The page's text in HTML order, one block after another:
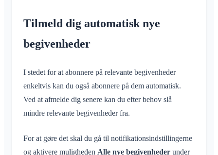
Luk Klubraum
Tilmeld dig automatisk nye
begivenheder
I stedet for at abonnere på relevante begivenheder
enkeltvis kan du også abonnere på dem automatisk.
Ved at afmelde dig senere kan du efter behov slå
mindre relevante begivenheder fra.
For at gøre det skal du gå til notifikationsindstillingerne
og aktivere muligheden Alle nye begivenheder under